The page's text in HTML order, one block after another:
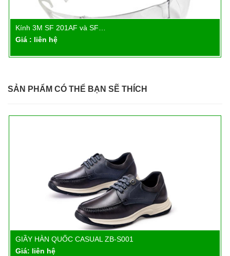
Kính 3M SF 201AF và SF…
Giá : liên hệ
SẢN PHẨM CÓ THỂ BẠN SẼ THÍCH
Chi tiết
GIẦY HÀN QUỐC CASUAL ZB-S001
Giá: liên hệ